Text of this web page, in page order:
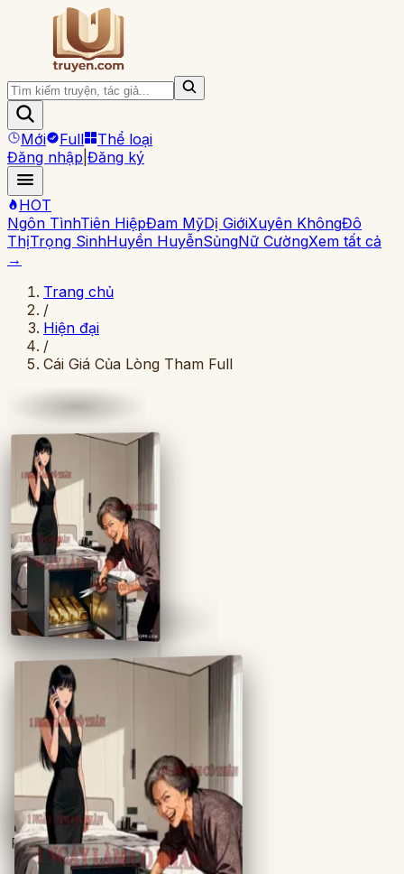
Mới Full
Thể loại
Đăng nhập Đăng ký
HOT
Ngôn TìnhTiên HiệpĐam MỹDị GiớiXuyên KhôngĐô
ThịTrọng SinhHuyền HuyễnSủngNữ CườngXem tất cả
→
Trang chủ
/
Hiện đại
/
Cái Giá Của Lòng Tham Full
Full